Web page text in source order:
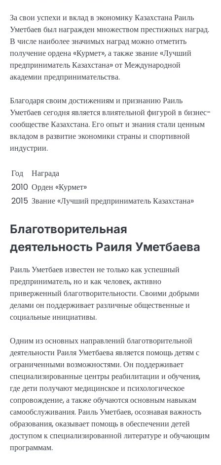
За свои успехи и вклад в экономику Казахстана Раиль
Уметбаев был награжден множеством престижных наград.
В числе наиболее значимых наград можно отметить
получение ордена «Курмет», а также звание «Лучший
предприниматель Казахстана» от Международной
академии предпринимательства.
Благодаря своим достижениям и признанию Раиль
Уметбаев сегодня является влиятельной фигурой в бизнес-
сообществе Казахстана. Его опыт и знания стали ценным
вкладом в развитие экономики страны и спортивной
индустрии.
Год
Награда
2010 Орден «Курмет»
2015 Звание «Лучший предприниматель Казахстана»
Благотворительная
деятельность Раиля Уметбаева
Раиль Уметбаев известен не только как успешный
предприниматель, но и как человек, активно
приверженный благотворительности. Своими добрыми
делами он поддерживает различные общественные и
социальные инициативы.
Одним из основных направлений благотворительной
деятельности Раиля Уметбаева является помощь детям с
ограниченными возможностями. Он поддерживает
специализированные центры реабилитации и обучения,
где дети получают медицинское и психологическое
сопровождение, а также обучаются основным навыкам
самообслуживания. Раиль Уметбаев, осознавая важность
образования, оказывает помощь в обеспечении детей
доступом к специализированной литературе и обучающим
программам.